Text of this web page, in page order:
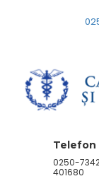
Telefon
0250-
401680